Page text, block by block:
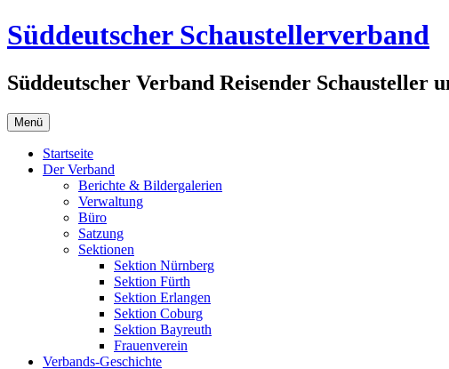
Zum
Inhalt
Süddeutscher Schaustellerverband
Süddeutscher Verband Reisender Schausteller
Menü
Startseite
Der Verband
Berichte & Bildergalerien
Verwaltung
Büro
Satzung
Sektionen
Sektion Nürnberg
Sektion Fürth
Sektion Erlangen
Sektion Coburg
Sektion Bayreuth
Frauenverein
Verbands-Geschichte